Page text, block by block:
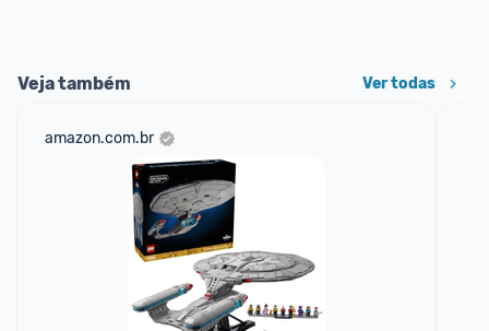
Veja também Ver todas
amazon.com.br